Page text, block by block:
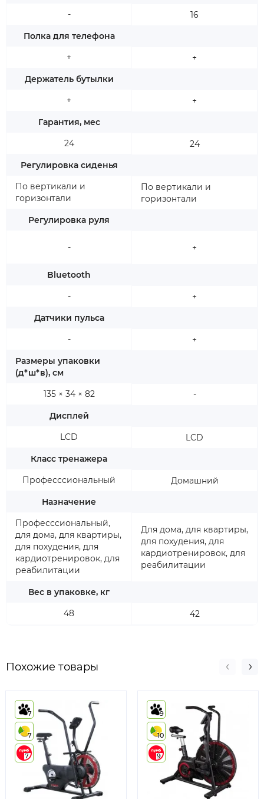
-
Полка для телефона
+
Держатель бутылки
+
Гарантия, мес
24
Регулировка сиденья
По вертикали и
горизонтали
Регулировка руля
-
Bluetooth
-
Датчики пульса
-
Размеры упаковки
(д*ш*в), см
135 × 34 × 82
Дисплей
LCD
Класс тренажера
Професссиональный
Назначение
Професссиональный,
для дома, для квартиры,
для похудения, для
кардиотренировок, для
реабилитации
Вес в упаковке, кг
48
16
+
+
24
По вертикали и
горизонтали
+
+
+
-
LCD
Домашний
Для дома, для квартиры,
для похудения, для
кардиотренировок, для
реабилитации
42
Похожие товары
7
7
7
9
10
9